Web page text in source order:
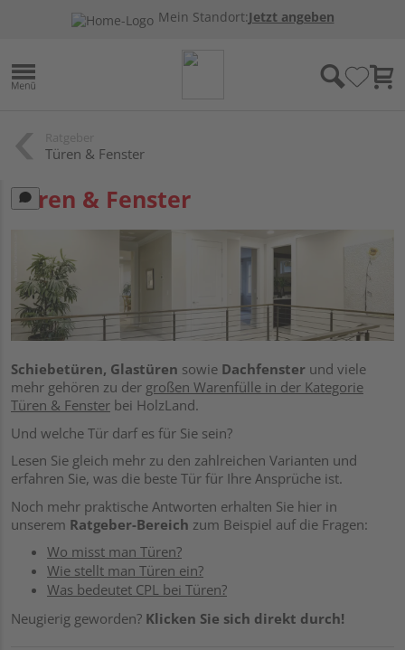
Mein Standort:Jetzt angeben
Türen & Fenster
Türen & Fenster
Schiebetüren, Glastüren sowie Dachfenster und viele
mehr gehören zu der großen Warenfülle in der Kategorie
Türen & Fenster bei HolzLand.
Und welche Tür darf es für Sie sein?
Lesen Sie gleich mehr zu den zahlreichen Varianten und
erfahren Sie, was die beste Tür für Ihre Ansprüche ist.
Noch mehr praktische Antworten erhalten Sie hier in
unserem Ratgeber-Bereich zum Beispiel auf die Fragen:
Wo misst man Türen?
Wie stellt man Türen ein?
Was bedeutet CPL bei Türen?
Neugierig geworden? Klicken Sie sich direkt durch!